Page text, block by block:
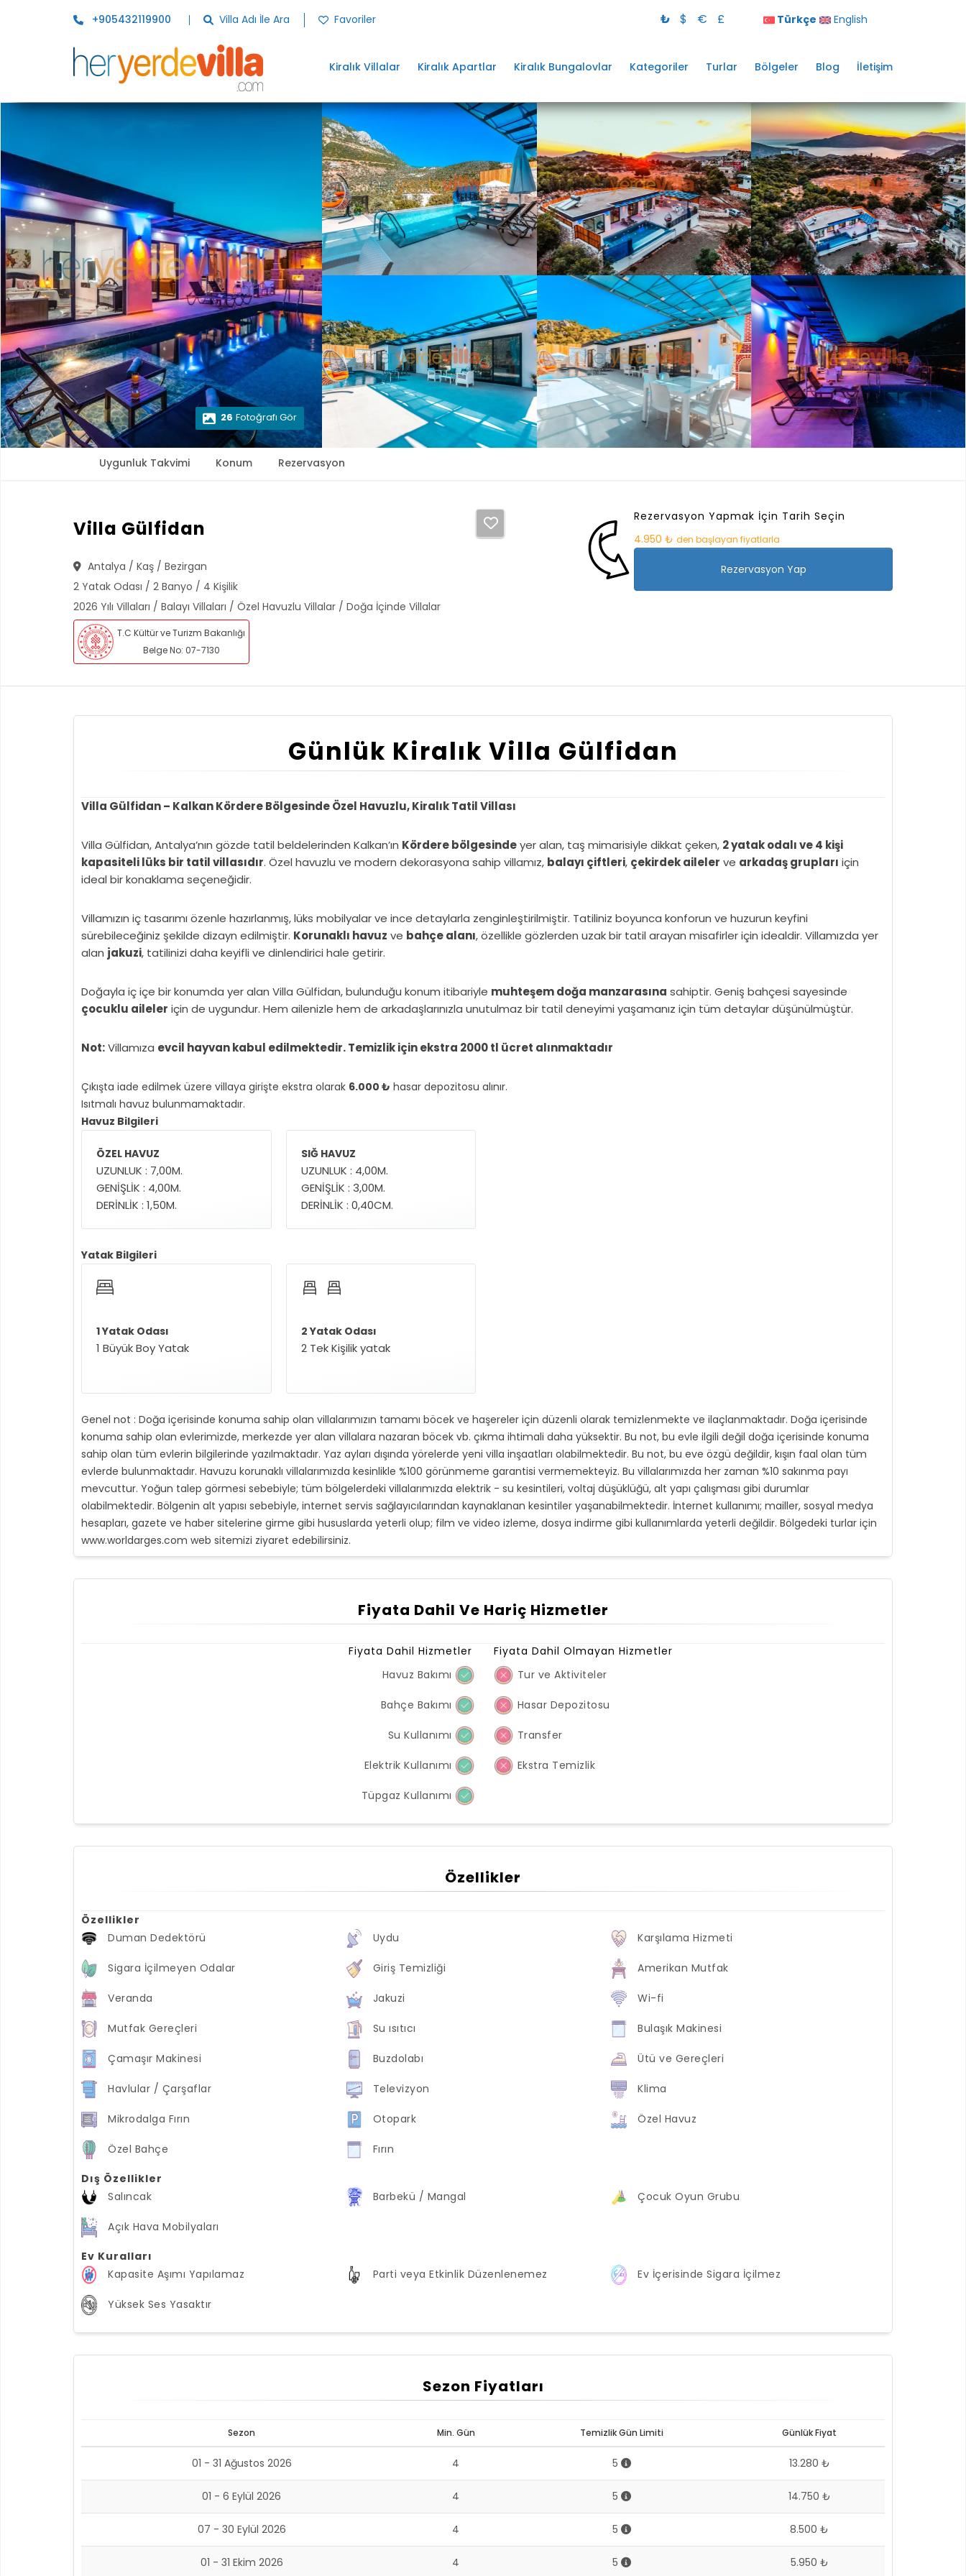
+905432119900 Villa Adı İle Ara Favoriler ₺ $ € £ Türkçe English
Kiralık Villalar Kiralık Apartlar Kiralık Bungalovlar Kategoriler Turlar Bölgeler Blog İletişim
26 Fotoğrafı Gör
Uygunluk Takvimi Konum Rezervasyon
Villa Gülfidan
Antalya / Kaş / Bezirgan
2 Yatak Odası / 2 Banyo / 4 Kişilik
2026 Yılı Villaları / Balayı Villaları / Özel Havuzlu Villalar / Doğa İçinde Villalar
T.C Kültür ve Turizm Bakanlığı
Belge No: 07-7130
Rezervasyon Yapmak İçin Tarih Seçin
4.950 ₺ den başlayan fiyatlarla
Rezervasyon Yap
Günlük Kiralık Villa Gülfidan
Villa Gülfidan – Kalkan Kördere Bölgesinde Özel Havuzlu, Kiralık Tatil Villası
Villa Gülfidan, Antalya’nın gözde tatil beldelerinden Kalkan’ın Kördere bölgesindeyer alan, taş mimarisiyle dikkat çeken, 2 yatak odalı ve 4 kişi
kapasiteli lüks bir tatil villasıdır. Özel havuzlu ve modern dekorasyona sahip villamız, balayı çiftleri, çekirdek aileler ve arkadaş grupları için
ideal bir konaklama seçeneğidir.
Villamızın iç tasarımı özenle hazırlanmış, lüks mobilyalar ve ince detaylarla zenginleştirilmiştir. Tatiliniz boyunca konforun ve huzurun keyfini
sürebileceğiniz şekilde dizayn edilmiştir. Korunaklı havuz ve bahçe alanı, özellikle gözlerden uzak bir tatil arayan misafirler için idealdir. Villamızda yer
alan jakuzi, tatilinizi daha keyifli ve dinlendirici hale getirir.
Doğayla iç içe bir konumda yer alan Villa Gülfidan, bulunduğu konum itibariyle muhteşem doğa manzarasına sahiptir. Geniş bahçesi sayesinde
çocuklu aileler için de uygundur. Hem ailenizle hem de arkadaşlarınızla unutulmaz bir tatil deneyimi yaşamanız için tüm detaylar düşünülmüştür.
Not:Villamıza evcil hayvan kabul edilmektedir. Temizlik için ekstra 2000 tl ücret alınmaktadır
Çıkışta iade edilmek üzere villaya girişte ekstra olarak 6.000 ₺ hasar depozitosu alınır.
Isıtmalı havuz bulunmamaktadır.
Havuz Bilgileri
ÖZEL HAVUZ
UZUNLUK : 7,00M.
GENİŞLİK : 4,00M.
DERİNLİK : 1,50M.
SIĞ HAVUZ
UZUNLUK : 4,00M.
GENİŞLİK : 3,00M.
DERİNLİK : 0,40CM.
Yatak Bilgileri
1 Yatak Odası
1 Büyük Boy Yatak
2 Yatak Odası
2 Tek Kişilik yatak
Genel not : Doğa içerisinde konuma sahip olan villalarımızın tamamı böcek ve haşereler için düzenli olarak temizlenmekte ve ilaçlanmaktadır. Doğa içerisinde
konuma sahip olan evlerimizde, merkezde yer alan villalara nazaran böcek vb. çıkma ihtimali daha yüksektir. Bu not, bu evle ilgili değil doğa içerisinde konuma
sahip olan tüm evlerin bilgilerinde yazılmaktadır. Yaz ayları dışında yörelerde yeni villa inşaatları olabilmektedir. Bu not, bu eve özgü değildir, kışın faal olan tüm
evlerde bulunmaktadır. Havuzu korunaklı villalarımızda kesinlikle %100 görünmeme garantisi vermemekteyiz. Bu villalarımızda her zaman %10 sakınma payı
mevcuttur. Yoğun talep görmesi sebebiyle; tüm bölgelerdeki villalarımızda elektrik - su kesintileri, voltaj düşüklüğü, alt yapı çalışması gibi durumlar
olabilmektedir. Bölgenin alt yapısı sebebiyle, internet servis sağlayıcılarından kaynaklanan kesintiler yaşanabilmektedir. İnternet kullanımı; mailler, sosyal medya
hesapları, gazete ve haber sitelerine girme gibi hususlarda yeterli olup; film ve video izleme, dosya indirme gibi kullanımlarda yeterli değildir. Bölgedeki turlar için
www.worldarges.com web sitemizi ziyaret edebilirsiniz.
Fiyata Dahil Ve Hariç Hizmetler
Fiyata Dahil Hizmetler
Havuz Bakımı
Bahçe Bakımı
Su Kullanımı
Elektrik Kullanımı
Tüpgaz Kullanımı
Fiyata Dahil Olmayan Hizmetler
Tur ve Aktiviteler
Hasar Depozitosu
Transfer
Ekstra Temizlik
Özellikler
Özellikler
Duman Dedektörü
Uydu Karşılama Hizmeti
Sigara İçilmeyen Odalar Giriş Temizliği Amerikan Mutfak
Veranda Jakuzi Wi-fi
Mutfak Gereçleri Su ısıtıcı Bulaşık Makinesi
Çamaşır Makinesi Buzdolabı Ütü ve Gereçleri
Havlular / Çarşaflar Televizyon Klima
Mikrodalga Fırın Otopark Özel Havuz
Özel Bahçe Fırın
Dış Özellikler
Salıncak
Barbekü / Mangal Çocuk Oyun Grubu
Açık Hava Mobilyaları
Ev Kuralları
Kapasite Aşımı Yapılamaz
Parti veya Etkinlik Düzenlenemez Ev İçerisinde Sigara İçilmez
Yüksek Ses Yasaktır
Sezon Fiyatları
Sezon Min. Gün Temizlik Gün Limiti Günlük Fiyat
01 - 31 Ağustos 2026 4 5 13.280 ₺
01 - 6 Eylül 2026 4 5 14.750 ₺
07 - 30 Eylül 2026 4 5 8.500 ₺
01 - 31 Ekim 2026 4 5 5.950 ₺